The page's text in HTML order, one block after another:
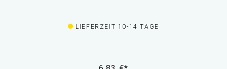
LIEFERZEIT 10-14 TAGE